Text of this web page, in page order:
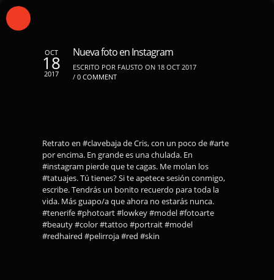
OCT
18
2017
Nueva foto en Instagram
ESCRITO POR FAUSTO ON 18 OCT 2017
/ 0 COMMENT
Retrato en #clavebaja de Cris, con un poco de #arte
por encima. En grande es una chulada. En
#instagram pierde que te cagas. Me molan los
#tatuajes. Tú tienes? Si te apetece sesión conmigo,
escribe. Tendrás un bonito recuerdo para toda la
vida. Más guapo/a que ahora no estarás nunca.
#tenerife #photoart #lowkey #model #fotoarte
#beauty #color #tattoo #portrait #model
#redhaired #pelirroja #red #skin